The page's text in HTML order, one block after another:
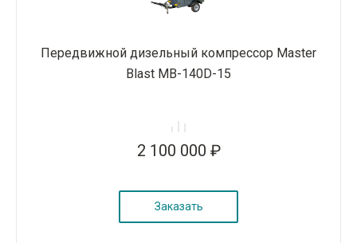
Передвижной дизельный компрессор Master
Blast MB-140D-15
2 100 000 ₽
Заказать